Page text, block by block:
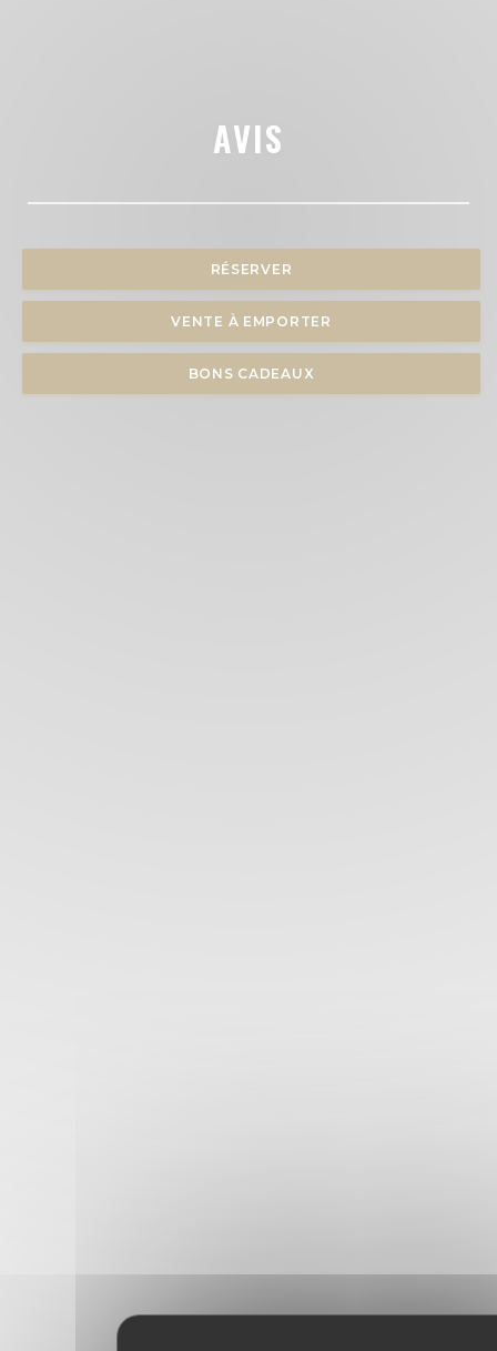
AVIS
RÉSERVER
VENTE À EMPORTER
BONS CADEAUX